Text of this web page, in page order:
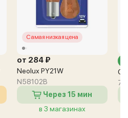
Самая низкая цена
от 284 ₽
Neolux PY21W
N58102B
Через 15 мин
в 3 магазинах